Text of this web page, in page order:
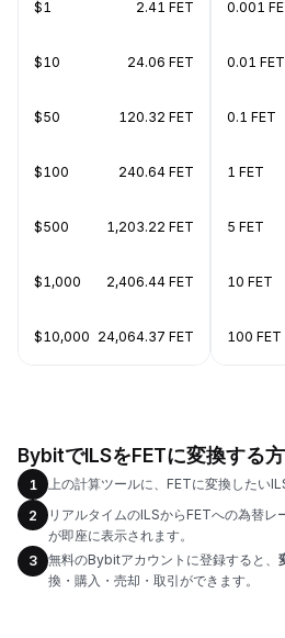
$1 2.41 FET
$10 24.06 FET
$50 120.32 FET
$100 240.64 FET
$500 1,203.22 FET
$1,000 2,406.44 FET
$10,000 24,064.37 FET
0.001
0.01 FET
0.1 FET
1 FET
5 FET
10 FET
100 FET
BybitでILSをFETに変換する
1
上の計算ツールに、FETに変換したい
2
リアルタイムのILSからFETへの為替
が即座に表示されます。
3
無料のBybitアカウントに登録すると、
換・購入・売却・取引ができます。